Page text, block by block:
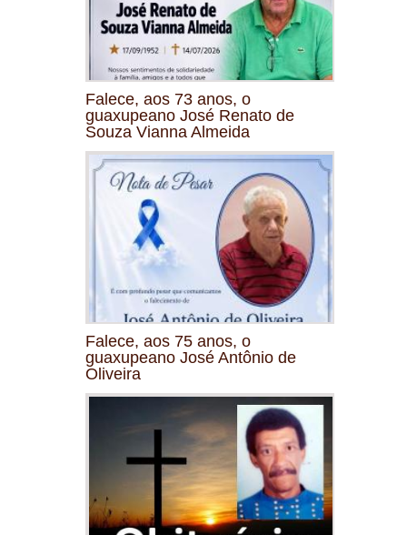
Falece, aos 73 anos, o
guaxupeano José Renato de
Souza Vianna Almeida
Falece, aos 75 anos, o
guaxupeano José Antônio de
Oliveira